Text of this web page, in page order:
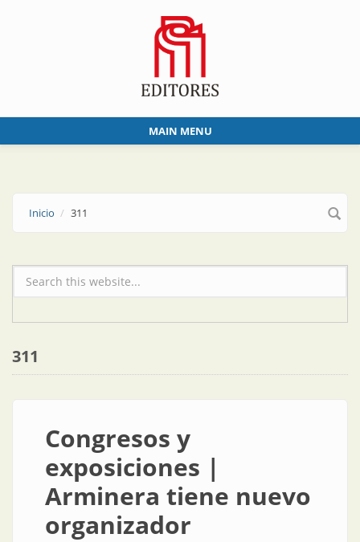
MAIN MENU
Inicio 311
Formulario de búsqueda
311
Congresos y
exposiciones |
Arminera tiene nuevo
organizador